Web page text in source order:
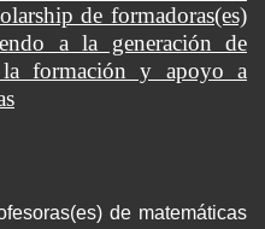
de formadoras(es)
a la generación de
formación y apoyo a
de matemáticas